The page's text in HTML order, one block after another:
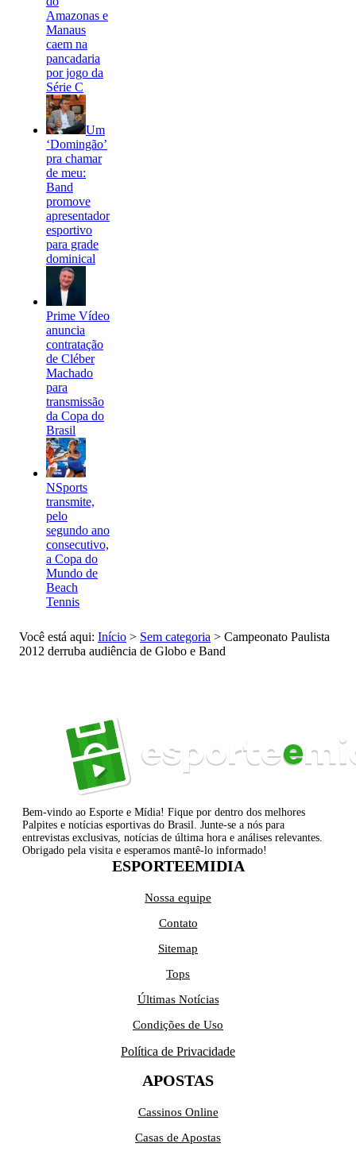
Amazonas e
Manaus
caem na
pancadaria
por jogo da
Série C
Um
‘Domingão’
pra chamar
de meu:
Band
promove
apresentador
esportivo
para grade
dominical
Prime Vídeo
anuncia
contratação
de Cléber
Machado
para
transmissão
da Copa do
Brasil
NSports
transmite,
pelo
segundo ano
consecutivo,
a Copa do
Mundo de
Beach
Tennis
Você está aqui: Início > Sem categoria > Campeonato Paulista
2012 derruba audiência de Globo e Band
Bem-vindo ao Esporte e Mídia! Fique por dentro dos melhores
Palpites e notícias esportivas do Brasil. Junte-se a nós para
entrevistas exclusivas, notícias de última hora e análises relevantes.
Obrigado pela visita e esperamos mantê-lo informado!
ESPORTEEMIDIA
Nossa equipe
Contato
Sitemap
Tops
Últimas Notícias
Condições de Uso
Política de Privacidade
APOSTAS
Cassinos Online
Casas de Apostas